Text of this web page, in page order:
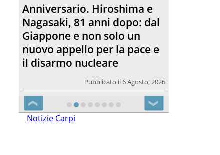
Pubblicato il 6 Agosto, 2026
Morto Francesco Guccini.
L’amico teologo, “un faro
per molti: coerente fino alla
Pubblicato il 6 Agosto, 2026
❮